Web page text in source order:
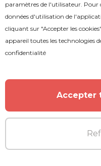
Premium
paramètres de l'utilisateur. Pour
données d'utilisation de
cliquant sur "Accepter les
appareil toutes les technologies
confidentialité
Accepter